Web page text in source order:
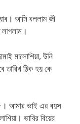
আমি বললাম জী
মালোশিয়া, উনি
ঠিক হয় কে
আমার ভাই এর বয়স
ভাবির বিয়ের